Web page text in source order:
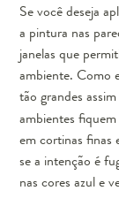
Se você deseja
a pintura nas
janelas que
ambiente. Como
tão grandes
ambientes
em cortinas finas
se a intenção é
nas cores azul e